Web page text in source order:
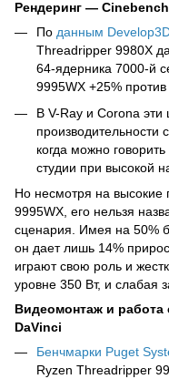
Рендеринг —
По данным
Threadripper 9980X
64-ядерника 7000-й
9995WX +25%
В V-Ray и Corona
производительности
когда можно
студии при высокой
Но несмотря на высокие
9995WX, его нельзя
сценария. Имея на 50%
он дает лишь 14%
играют свою роль и
уровне 350 Вт, и слабая
Видеомонтаж и работа
DaVinci
Бенчмарки Puget
Ryzen Threadripper